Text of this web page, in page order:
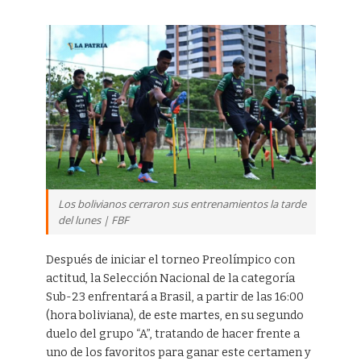
Los bolivianos cerraron sus entrenamientos la tarde
del lunes | FBF
Después de iniciar el torneo Preolímpico con
actitud, la Selección Nacional de la categoría
Sub-23 enfrentará a Brasil, a partir de las 16:00
(hora boliviana), de este martes, en su segundo
duelo del grupo “A”, tratando de hacer frente a
uno de los favoritos para ganar este certamen y